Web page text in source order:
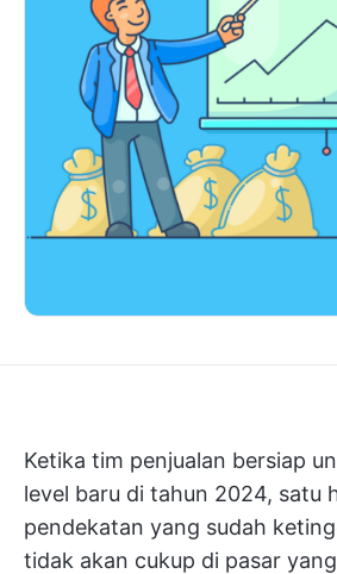
Ketika tim penjualan bersiap
level baru di tahun 2024, satu
pendekatan yang sudah
tidak akan cukup di pasar